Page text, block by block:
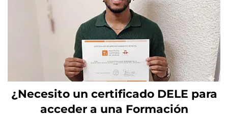
¿Necesito un certificado DELE para
acceder a una Formación